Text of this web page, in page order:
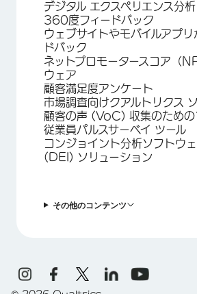
デジタル エクスペリエンス分析
360度フィードバック
ウェブサイトやモバイルアプリ
ドバック
ネットプロモータースコア（
ウェア
顧客満足度アンケート
市場調査向けクアルトリクス
顧客の声 (VoC) 収集のための
従業員パルスサーベイ ツール
コンジョイント分析ソフトウ
(DEI) ソリューション
その他のコンテンツ